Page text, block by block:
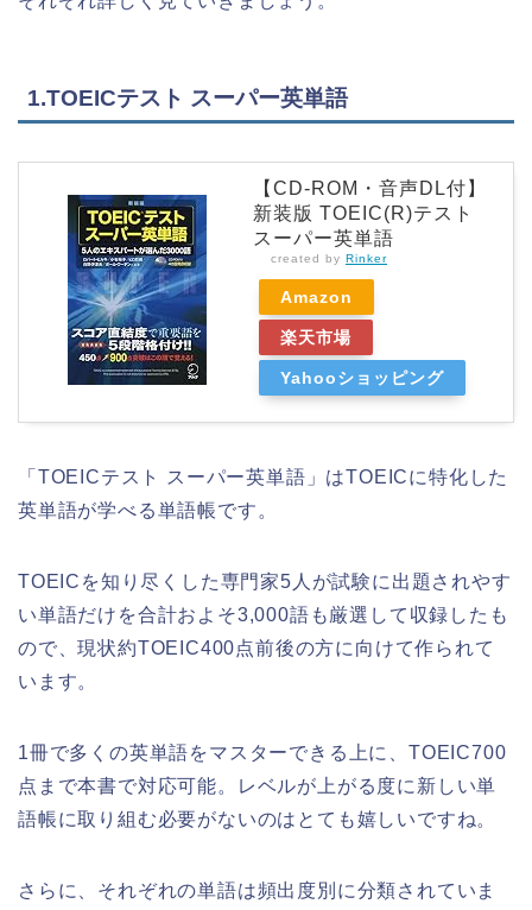
1.TOEICテスト スーパー英単語
【CD-ROM・音声DL付】
新装版 TOEIC(R)テスト
スーパー英単語
created by Rinker
Amazon
楽天市場
Yahooショッピング
「TOEICテスト スーパー英単語」はTOEICに特化した
英単語が学べる単語帳です。
TOEICを知り尽くした専門家5人が試験に出題されやす
い単語だけを合計およそ3,000語も厳選して収録したも
ので、現状約TOEIC400点前後の方に向けて作られて
います。
1冊で多くの英単語をマスターできる上に、TOEIC700
点まで本書で対応可能。レベルが上がる度に新しい単
語帳に取り組む必要がないのはとても嬉しいですね。
さらに、それぞれの単語は頻出度別に分類されていま